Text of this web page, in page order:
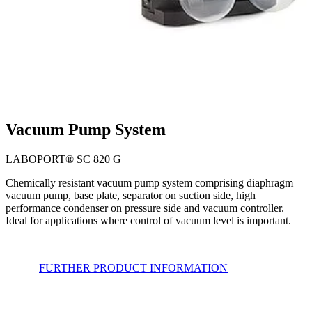
Vacuum Pump System
LABOPORT® SC 820 G
Chemically resistant vacuum pump system comprising diaphragm
vacuum pump, base plate, separator on suction side, high
performance condenser on pressure side and vacuum controller.
Ideal for applications where control of vacuum level is important.
FURTHER PRODUCT INFORMATION